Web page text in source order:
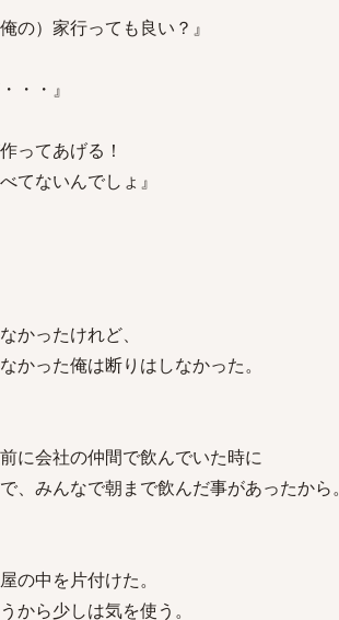
の）家行っても良い？』
・・』
ってあげる！
ないんでしょ』
かったけれど、
かった俺は断りはしなかった。
に会社の仲間で飲んでいた時に
、みんなで朝まで飲んだ事があったから。
の中を片付けた。
から少しは気を使う。